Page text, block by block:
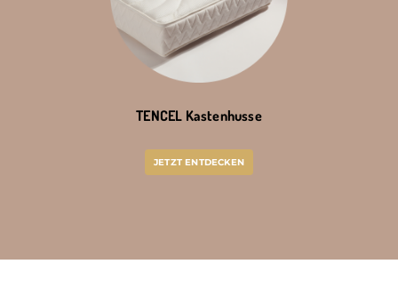
TENCEL Kastenhusse
JETZT ENTDECKEN